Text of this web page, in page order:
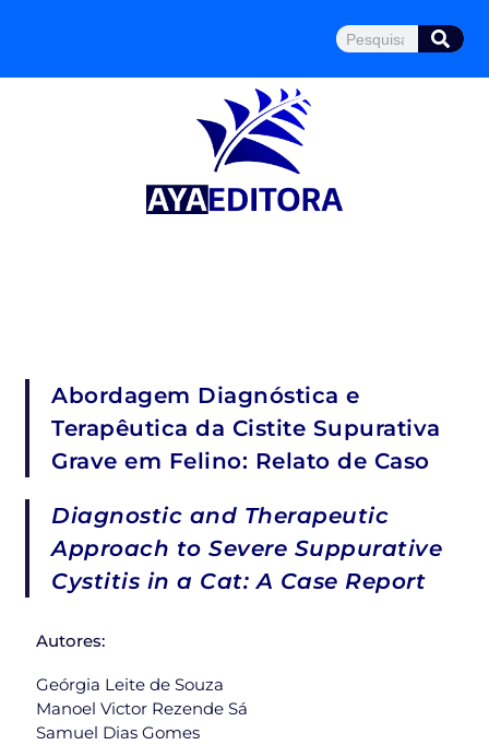
Pesquisar
Abordagem Diagnóstica e
Terapêutica da Cistite Supurativa
Grave em Felino: Relato de Caso
Diagnostic and Therapeutic
Approach to Severe Suppurative
Cystitis in a Cat: A Case Report
Autores:
Geórgia Leite de Souza
Manoel Victor Rezende Sá
Samuel Dias Gomes